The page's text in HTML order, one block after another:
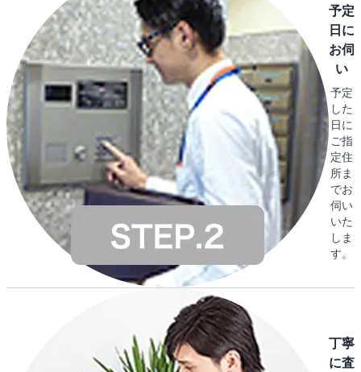
予定
日に
お伺
い
予定
した
日に
ご指
定住
所ま
でお
伺い
いた
しま
す。
丁寧
に査